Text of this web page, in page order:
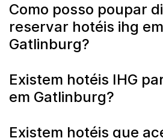
Como posso poupar
reservar hotéis ihg em
Gatlinburg?
Existem hotéis IHG
em Gatlinburg?
Existem hotéis que